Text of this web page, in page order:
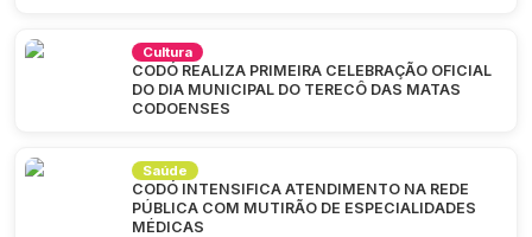
Cultura
CODÓ REALIZA PRIMEIRA CELEBRAÇÃO OFICIAL
DO DIA MUNICIPAL DO TERECÔ DAS MATAS
CODOENSES
Saúde
CODÓ INTENSIFICA ATENDIMENTO NA REDE
PÚBLICA COM MUTIRÃO DE ESPECIALIDADES
MÉDICAS